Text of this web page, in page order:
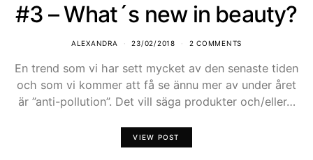
#3 – What´s new in beauty?
ALEXANDRA 23/02/2018 2 COMMENTS
En trend som vi har sett mycket av den senaste tiden
och som vi kommer att få se ännu mer av under året
är ”anti-pollution”. Det vill säga produkter och/eller…
VIEW POST